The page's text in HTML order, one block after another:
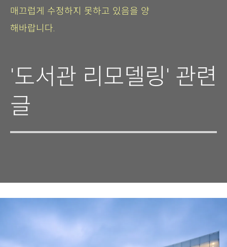
매끄럽게 수정하지 못하고 있음을 양
해바랍니다.
'도서관 리모델링' 관련
글